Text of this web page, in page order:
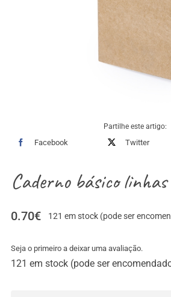
Partilhe este artigo:
Facebook Twitter
Caderno básico linhas
0.70€ 121 em stock (pode ser
Seja o primeiro a deixar uma avaliação.
121 em stock (pode ser